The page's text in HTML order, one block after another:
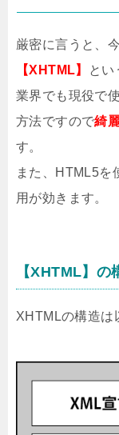
厳密に言うと、
【XHTML】
とい
業界でも現役で
方法ですので綺
す。
また、HTML5を
用が効きます。
【XHTML】の
XHTMLの構造は